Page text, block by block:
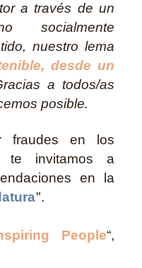
a través de un
socialmente
nuestro lema
desde un
a todos/as
posible.
fraudes en los
te invitamos a
en la
".
People“,